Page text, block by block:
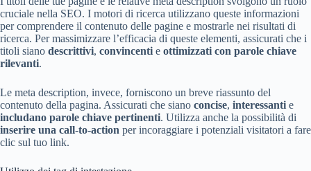
cruciale nella SEO. I motori di ricerca utilizzano queste informazioni
per comprendere il contenuto delle pagine e mostrarle nei risultati di
ricerca. Per massimizzare l’efficacia di queste elementi, assicurati che i
titoli siano descrittivi, convincenti e ottimizzati con parole chiave
rilevanti.
Le meta description, invece, forniscono un breve riassunto del
contenuto della pagina. Assicurati che siano concise, interessanti e
includano parole chiave pertinenti. Utilizza anche la possibilità di
inserire una call-to-action per incoraggiare i potenziali visitatori a fare
clic sul tuo link.